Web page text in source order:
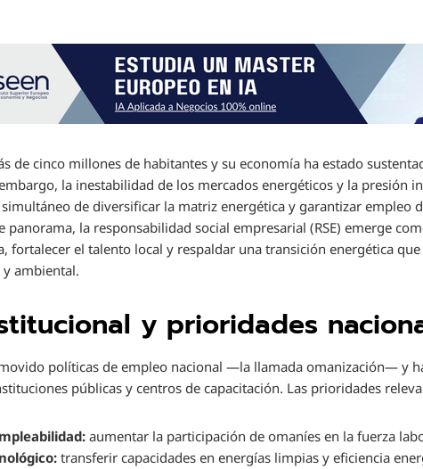
de cinco millones de habitantes y su economía ha estado
la inestabilidad de los mercados energéticos y la presión
de diversificar la matriz energética y garantizar empleo
panorama, la responsabilidad social empresarial (RSE) emerge
fortalecer el talento local y respaldar una transición energética
y ambiental.
y prioridades
políticas de empleo nacional —la llamada omanización— y
públicas y centros de capacitación. Las prioridades
aumentar la participación de omaníes en la fuerza
transferir capacidades en energías limpias y eficiencia